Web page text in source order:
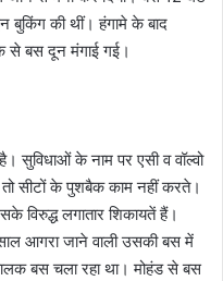
की थीं। हंगामे के बाद
से बस दून मंगाई गई।
सुविधाओं के नाम पर एसी व वॉल्वो
सीटों के पुशबैक काम नहीं करते।
विरुद्ध लगातार शिकायतें हैं।
आगरा जाने वाली उसकी बस में
बस चला रहा था। मोहंड से बस